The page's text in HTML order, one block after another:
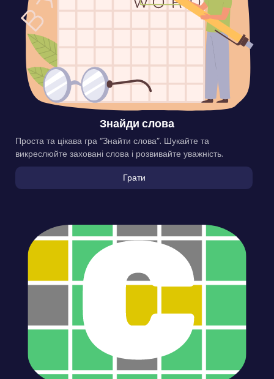
Знайди слова
Проста та цікава гра “Знайти слова”. Шукайте та
викреслюйте заховані слова і розвивайте уважність.
Грати